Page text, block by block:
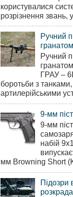
користувалися
розрізнення звань,
Ручний
Ручний
ГРАУ –
боротьби з
артилерійськими
9-мм
9-мм
набій
мм Browning Short
Підозри